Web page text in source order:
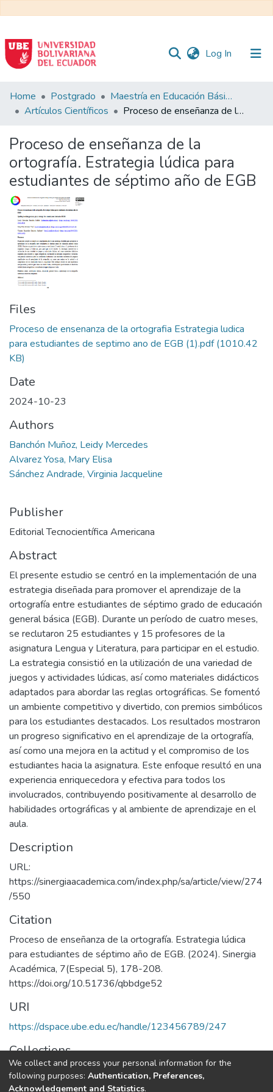
Log In (current)
Communities
&
All of DSpace
Statistics
Home Postgrado
Maestría en Educación Básica
Artículos Científicos
Proceso de enseñanza de la ortografía. Estrategia lúdica para estudiantes de séptimo año de EGB
Proceso de enseñanza de la
ortografía. Estrategia lúdica para
estudiantes de séptimo año de EGB
Files
Proceso de ensenanza de la ortografia Estrategia ludica
para estudiantes de septimo ano de EGB (1).pdf(1010.42
KB)
Date
2024-10-23
Authors
Banchón Muñoz, Leidy Mercedes
Alvarez Yosa, Mary Elisa
Sánchez Andrade, Virginia Jacqueline
Publisher
Editorial Tecnocientífica Americana
Abstract
El presente estudio se centró en la implementación de una
estrategia diseñada para promover el aprendizaje de la
ortografía entre estudiantes de séptimo grado de educación
general básica (EGB). Durante un período de cuatro meses,
se reclutaron 25 estudiantes y 15 profesores de la
asignatura Lengua y Literatura, para participar en el estudio.
La estrategia consistió en la utilización de una variedad de
juegos y actividades lúdicas, así como materiales didácticos
adaptados para abordar las reglas ortográficas. Se fomentó
un ambiente competitivo y divertido, con premios simbólicos
para los estudiantes destacados. Los resultados mostraron
un progreso significativo en el aprendizaje de la ortografía,
así como una mejora en la actitud y el compromiso de los
estudiantes hacia la asignatura. Este enfoque resultó en una
experiencia enriquecedora y efectiva para todos los
involucrados, contribuyendo positivamente al desarrollo de
habilidades ortográficas y al ambiente de aprendizaje en el
aula.
Description
URL:
https://sinergiaacademica.com/index.php/sa/article/view/274
/550
Citation
Proceso de enseñanza de la ortografía. Estrategia lúdica
para estudiantes de séptimo año de EGB. (2024). Sinergia
Académica, 7(Especial 5), 178-208.
https://doi.org/10.51736/qbbdge52
URI
https://dspace.ube.edu.ec/handle/123456789/247
Collections
Artículos Científicos
We collect and process your personal information for the
following purposes: Authentication, Preferences,
Acknowledgement and Statistics.